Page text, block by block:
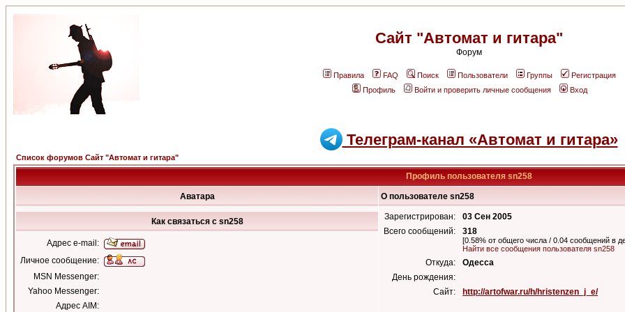
Сайт "Автомат и гитара"
Форум
Правила FAQ Поиск Пользователи Группы
Регистрация
Профиль
Войти и проверить личные сообщения Вход
Телеграм-канал «Автомат и гитара»
Список форумов Сайт "Автомат и гитара"
Профиль пользователя sn258
Аватара О пользователе sn258
Зарегистрирован:
03 Сен 2005
Всего сообщений:
318
[0.58% от общего числа / 0.04 сообщений в
Найти все сообщения пользователя sn258
Откуда:
Одесса
День рождения:
Сайт:
http://artofwar.ru/h/hristenzen_j_e/
Как связаться с sn258
Адрес e-mail:
Личное сообщение:
MSN Messenger:
Yahoo Messenger:
Адрес AIM: